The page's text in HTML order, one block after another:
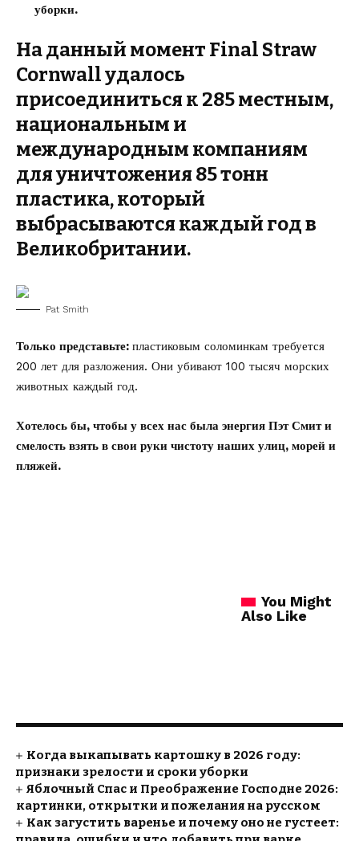
уборки.
На данный момент Final Straw
Cornwallудалось
присоединиться к 285 местным,
национальным и
международным компаниям
для уничтожения 85 тонн
пластика, который
выбрасываются каждый год в
Великобритании.
Pat Smith
Только представьте: пластиковым соломинкам требуется
200 лет для разложения. Они убивают 100 тысяч морских
животных каждый год.
Хотелось бы, чтобы у всех нас была энергия Пэт Смит и
смелость взять в свои руки чистоту наших улиц, морей и
пляжей.
You Might
Also Like
Когда выкапывать картошку в 2026 году:
признаки зрелости и сроки уборки
Яблочный Спас и Преображение Господне 2026:
картинки, открытки и пожелания на русском
Как загустить варенье и почему оно не густеет: